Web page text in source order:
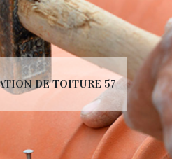
DE TOITURE 57